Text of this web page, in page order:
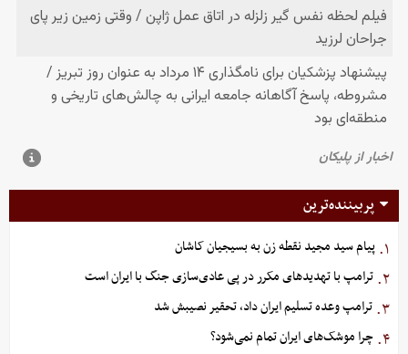
پربیننده‌ترین
۱. پیام سید مجید نقطه زن به بسیجیان کاشان
۲. ترامپ با تهدیدهای مکرر در پی عادی‌سازی جنگ با ایران است
۳. ترامپ وعده تسلیم ایران داد، تحقیر نصیبش شد
۴. چرا موشک‌های ایران تمام نمی‌شود؟